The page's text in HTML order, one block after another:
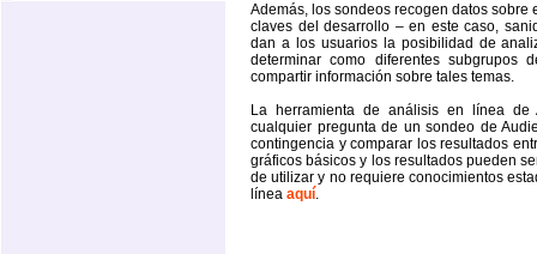
Además, los sondeos recogen datos
claves del desarrollo – en este caso,
dan a los usuarios la posibilidad de
determinar como diferentes
compartir información sobre tales temas.
La herramienta de análisis en línea de
cualquier pregunta de un sondeo de
contingencia y comparar los resultados
gráficos básicos y los resultados pueden
de utilizar y no requiere conocimientos
línea aquí.